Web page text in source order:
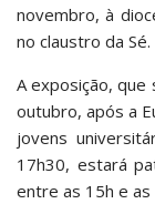
novembro, à
no claustro da Sé.
A exposição, que
outubro, após a
jovens
17h30, estará
entre as 15h e as